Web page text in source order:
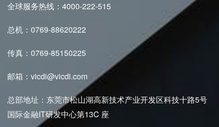
全球服务热线：4000-222-515
总机：0769-88620222
传真：0769-85150225
邮箱：vicdi@vicdi.com
总部地址：东莞市松山湖高新技术产业开发区科技十路5号
国际金融IT研发中心第13C 座